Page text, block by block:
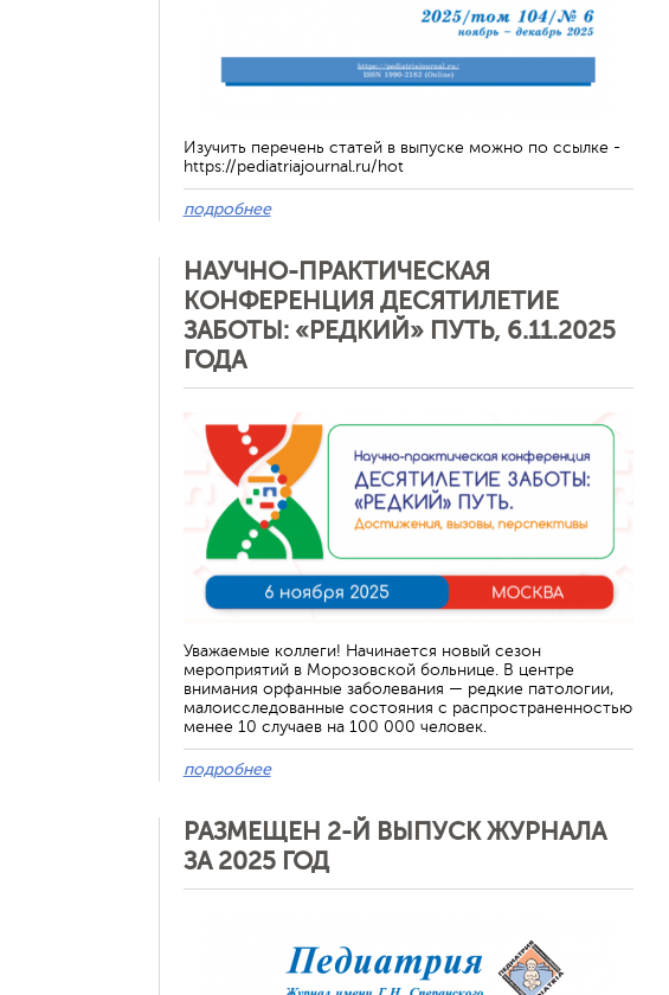
Изучить перечень статей в выпуске можно по ссылке -
https://pediatriajournal.ru/hot
подробнее
НАУЧНО-ПРАКТИЧЕСКАЯ
КОНФЕРЕНЦИЯ ДЕСЯТИЛЕТИЕ
ЗАБОТЫ: «РЕДКИЙ» ПУТЬ, 6.11.2025
ГОДА
Уважаемые коллеги! Начинается новый сезон
мероприятий в Морозовской больнице. В центре
внимания орфанные заболевания — редкие патологии,
малоисследованные состояния с распространенностью
менее 10 случаев на 100 000 человек.
подробнее
РАЗМЕЩЕН 2-Й ВЫПУСК ЖУРНАЛА
ЗА 2025 ГОД
Отменить